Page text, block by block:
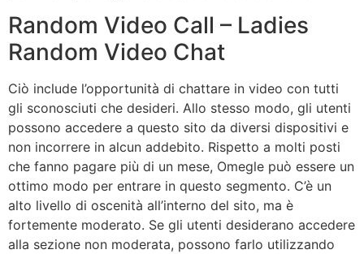
Random Video Call – Ladies
Random Video Chat
Ciò include l’opportunità di chattare in video con tutti
gli sconosciuti che desideri. Allo stesso modo, gli utenti
possono accedere a questo sito da diversi dispositivi e
non incorrere in alcun addebito. Rispetto a molti posti
che fanno pagare più di un mese, Omegle può essere un
ottimo modo per entrare in questo segmento. C’è un
alto livello di oscenità all’interno del sito, ma è
fortemente moderato. Se gli utenti desiderano accedere
alla sezione non moderata, possono farlo utilizzando